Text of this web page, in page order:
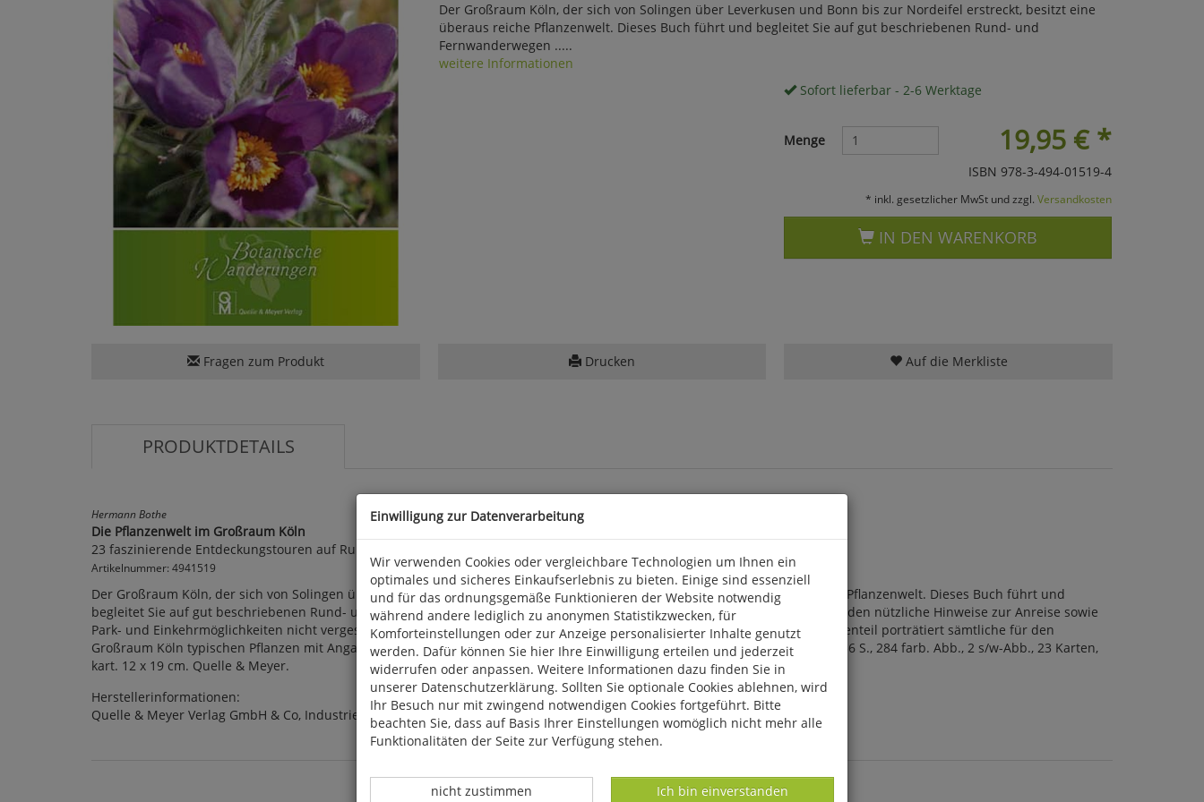
Der Großraum Köln, der sich von Solingen über Leverkusen und Bonn bis zur Nordeifel erstreckt, besitzt eine
überaus reiche Pflanzenwelt. Dieses Buch führt und begleitet Sie auf gut beschriebenen Rund- und
Fernwanderwegen .....
weitere Informationen
Sofort lieferbar - 2-6 Werktage
19,95 €*
Menge
ISBN 978-3-494-01519-4
* inkl. gesetzlicher MwSt und zzgl. Versandkosten
IN DEN WARENKORB
Fragen zum Produkt Drucken Auf die Merkliste
PRODUKTDETAILS
Hermann Bothe
Die Pflanzenwelt im Großraum Köln
23 faszinierende Entdeckungstouren auf Rund- und Fernwanderwegen
Artikelnummer: 4941519
Der Großraum Köln, der sich von Solingen über Leverkusen und Bonn bis zur Nordeifel erstreckt, besitzt eine überaus reiche Pflanzenwelt. Dieses Buch führt und
begleitet Sie auf gut beschriebenen Rund- und Fernwanderwegen durch die botanisch interessantesten Regionen. Dabei werden nützliche Hinweise zur Anreise sowie
Park- und Einkehrmöglichkeiten nicht vergessen. Ein eigener, systematisch aufgebauter und hervorragend bebilderter Pflanzenteil porträtiert sämtliche für den
Großraum Köln typischen Pflanzen mit Angabe der Standorte, sodass auch gezielte Entdeckungstouren möglich sind. 2012, 256 S., 284 farb. Abb., 2 s/w-Abb., 23 Karten,
kart. 12 x 19 cm. Quelle & Meyer.
Herstellerinformationen:
Quelle & Meyer Verlag GmbH & Co, Industriepark 3, D 56291 Wiebelsheim, kontakt@quelle-meyer.de
Einwilligung zur Datenverarbeitung
Wir verwenden Cookies oder vergleichbare Technologien um Ihnen ein
optimales und sicheres Einkaufserlebnis zu bieten. Einige sind essenziell
und für das ordnungsgemäße Funktionieren der Website notwendig
während andere lediglich zu anonymen Statistikzwecken, für
Komforteinstellungen oder zur Anzeige personalisierter Inhalte genutzt
werden. Dafür können Sie hier Ihre Einwilligung erteilen und jederzeit
widerrufen oder anpassen. Weitere Informationen dazu finden Sie in
unserer Datenschutzerklärung. Sollten Sie optionale Cookies ablehnen, wird
Ihr Besuch nur mit zwingend notwendigen Cookies fortgeführt. Bitte
beachten Sie, dass auf Basis Ihrer Einstellungen womöglich nicht mehr alle
Funktionalitäten der Seite zur Verfügung stehen.
Datenverarbeitung -
Ich bin einverstanden
Datenverarbeitung -
nicht zustimmen